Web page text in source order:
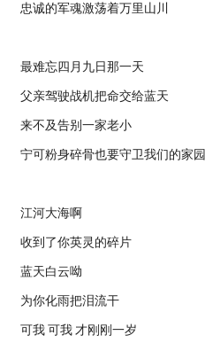
忠诚的军魂激荡着万里山川
最难忘四月九日那一天
父亲驾驶战机把命交给蓝天
来不及告别一家老小
宁可粉身碎骨也要守卫我们的家园
江河大海啊
收到了你英灵的碎片
蓝天白云呦
为你化雨把泪流干
可我 可我 才刚刚一岁